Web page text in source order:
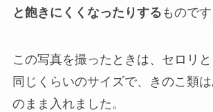
と飽きにくくなったりする ものです
この写真を撮ったときは、セロリ
同じくらいのサイズで、きのこ類
のまま入れました。